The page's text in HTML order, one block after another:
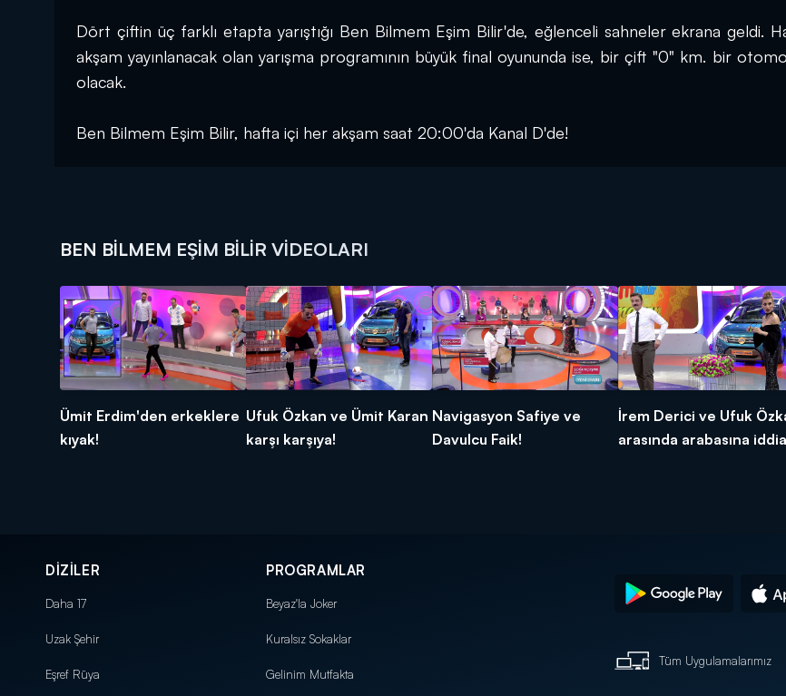
Dört çiftin üç farklı etapta yarıştığı Ben Bilmem Eşim Bilir'de, eğlenceli sahneler ekrana geldi.
akşam yayınlanacak olan yarışma programının büyük final oyununda ise, bir çift "0" km. bir
olacak.
Ben Bilmem Eşim Bilir, hafta içi her akşam saat 20:00'da Kanal D'de!
BEN BILMEM EŞIM BILIR VIDEOLARI
Ümit Erdim'den erkeklere
kıyak!
Ufuk Özkan ve Ümit Karan
karşı karşıya!
Navigasyon Safiye ve
Davulcu Faik!
İrem Derici ve Ufuk
arasında arabasına
DİZİLER
Daha 17
Uzak Şehir
Eşref Rüya
PROGRAMLAR
Beyaz'la Joker
Kuralsız Sokaklar
Gelinim Mutfakta
Tüm Uygulamalarımız